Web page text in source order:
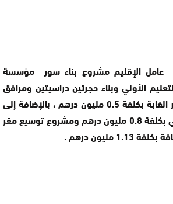
عامل الإقليم مشروع بناء سور مؤسسة
الأولي وبناء حجرتين دراسيتين ومرافق
صحية بدوار أولاد الزاير الغابة بكلفة 0.5 مليون درهم ، بالإضافة إلى
مشروع بناء مركز الصحي بكلفة 0.8 مليون درهم ومشروع توسيع مقر
مليون درهم .